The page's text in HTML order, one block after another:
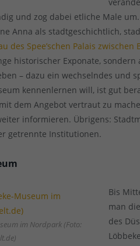
und zog dabei etliche Male
Anna als stadtgeschichtlich,
des Spee’schen Palais zwischen
historischer Exponate,
– dazu ein wechselndes und
kennenlernen will, ist gut
dem Angebot vertraut zu
informieren. Übrigens:
getrennte Institutionen.
im Nordpark (Foto:
Bis
man
des